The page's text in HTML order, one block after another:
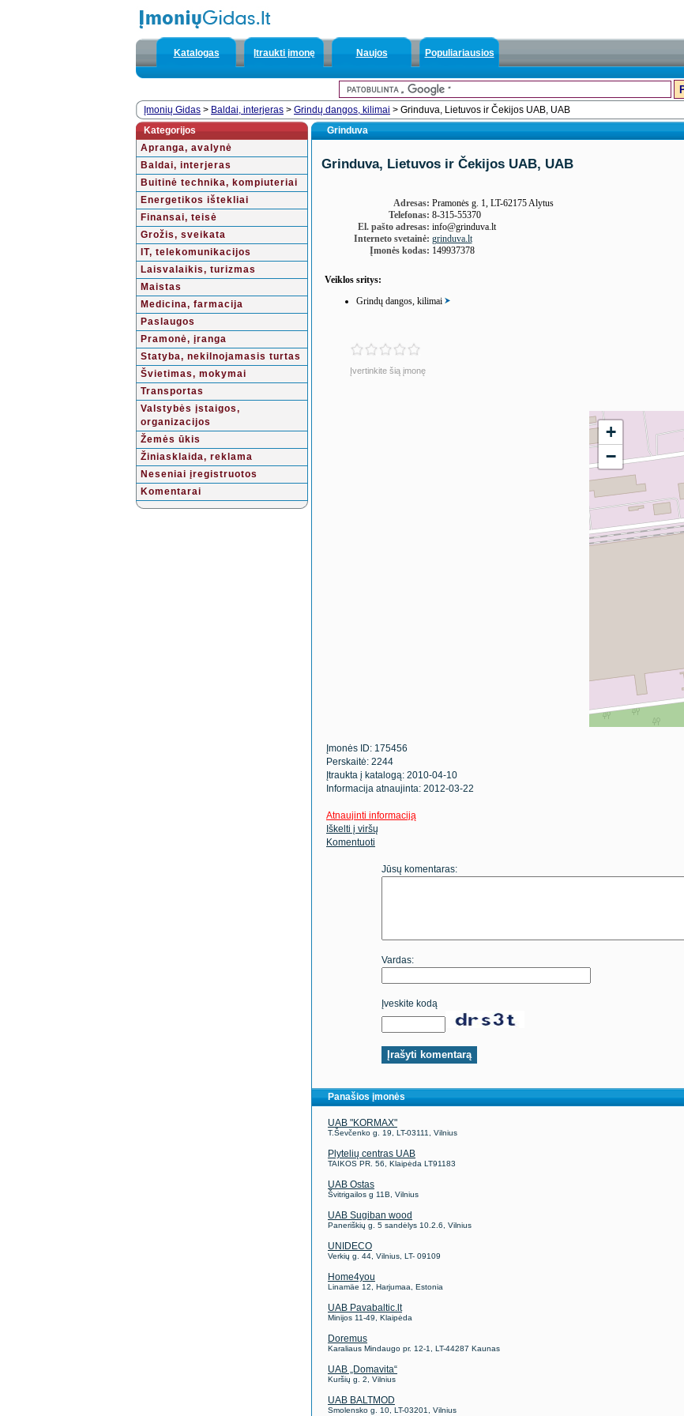
Katalogas Įtraukti įmonę Naujos Populiariausios
Įmonių Gidas > Baldai, interjeras > Grindų dangos, kilimai > Grinduva, Lietuvos ir Čekijos UAB, UAB
Kategorijos
Apranga, avalynė
Baldai, interjeras
Buitinė technika, kompiuteriai
Energetikos ištekliai
Finansai, teisė
Grožis, sveikata
IT, telekomunikacijos
Laisvalaikis, turizmas
Maistas
Medicina, farmacija
Paslaugos
Pramonė, įranga
Statyba, nekilnojamasis turtas
Švietimas, mokymai
Transportas
Valstybės įstaigos,
organizacijos
Žemės ūkis
Žiniasklaida, reklama
Neseniai įregistruotos
Komentarai
Grinduva
Grinduva, Lietuvos ir Čekijos UAB, UAB
Adresas: Pramonės g. 1, LT-62175 Alytus
Telefonas: 8-315-55370
El. pašto adresas: info@grinduva.lt
Interneto svetainė: grinduva.lt
Įmonės kodas: 149937378
Veiklos sritys:
Grindų dangos, kilimai
Įvertinkite šią įmonę
+
−
Įmonės ID: 175456
Perskaitė: 2244
Įtraukta į katalogą: 2010-04-10
Informacija atnaujinta: 2012-03-22
Atnaujinti informaciją
Iškelti į viršų
Komentuoti
Jūsų komentaras:
Vardas:
Įveskite kodą
Panašios įmonės
UAB "KORMAX"
T.Ševčenko g. 19, LT-03111, Vilnius
Plytelių centras UAB
TAIKOS PR. 56, Klaipėda LT91183
UAB Ostas
Švitrigailos g 11B, Vilnius
UAB Sugiban wood
Paneriškių g. 5 sandėlys 10.2.6, Vilnius
UNIDECO
Verkių g. 44, Vilnius, LT- 09109
Home4you
Linamäe 12, Harjumaa, Estonia
UAB Pavabaltic.lt
Minijos 11-49, Klaipėda
Doremus
Karaliaus Mindaugo pr. 12-1, LT-44287 Kaunas
UAB „Domavita“
Kuršių g. 2, Vilnius
UAB BALTMOD
Smolensko g. 10, LT-03201, Vilnius